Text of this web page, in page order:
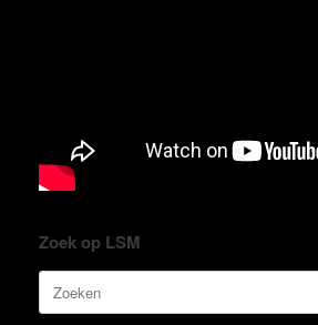
Zoek op LSM
Zoeken
naar: